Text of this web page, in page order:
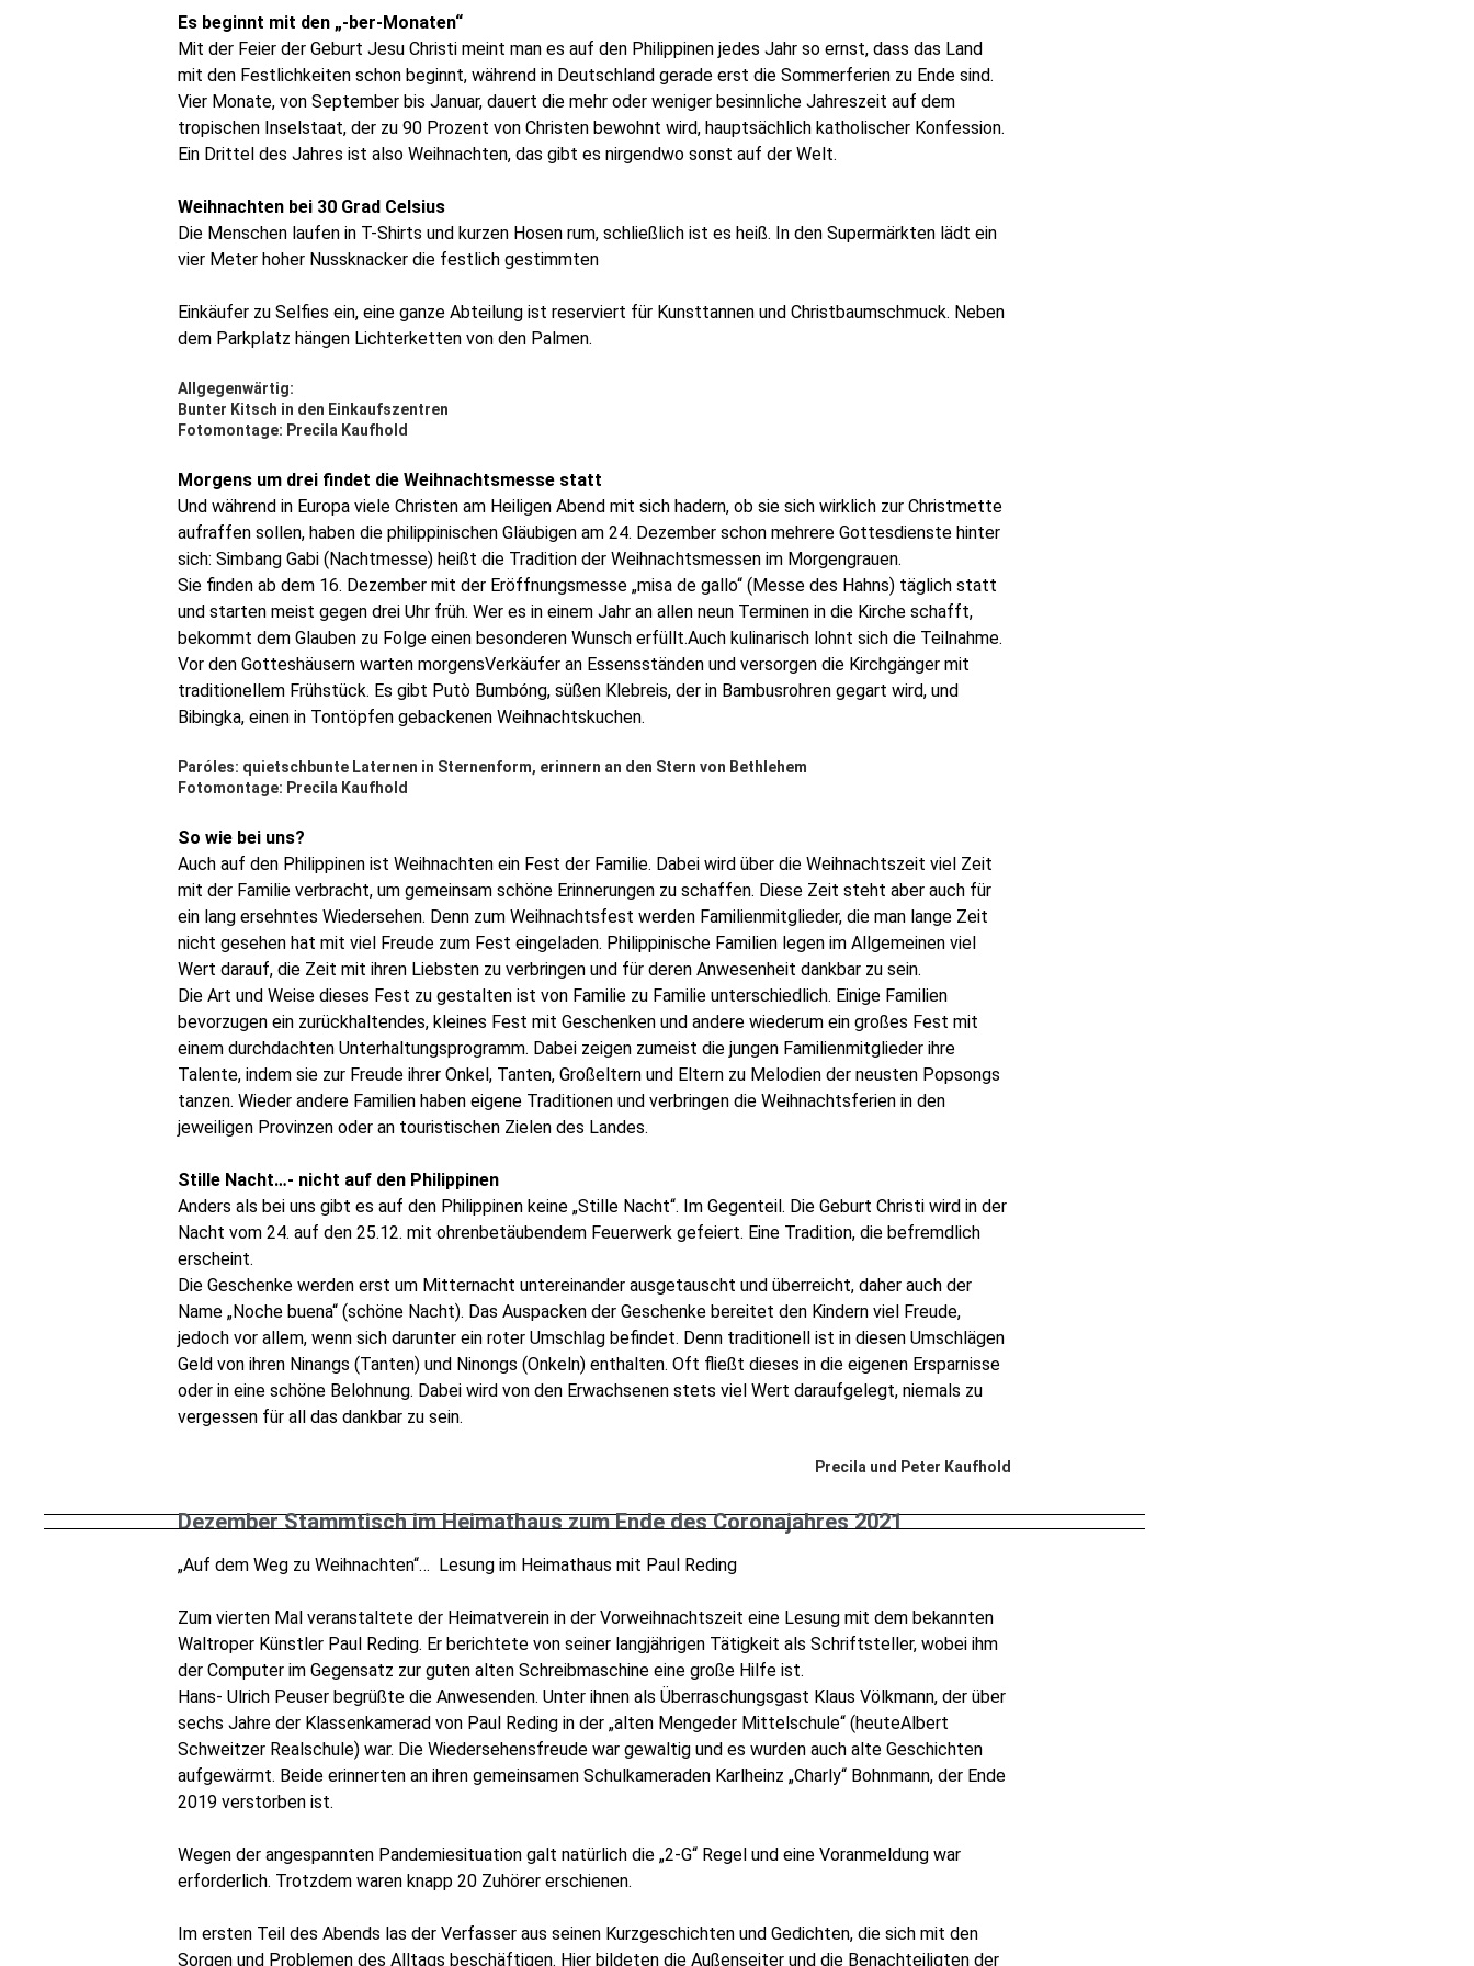
Es beginnt mit den „-ber-Monaten“
Mit der Feier der Geburt Jesu Christi meint man es auf den Philippinen jedes Jahr so ernst, dass das Land
mit den Festlichkeiten schon beginnt, während in Deutschland gerade erst die Sommerferien zu Ende sind.
Vier Monate, von September bis Januar, dauert die mehr oder weniger besinnliche Jahreszeit auf dem
tropischen Inselstaat, der zu 90 Prozent von Christen bewohnt wird, hauptsächlich katholischer Konfession.
Ein Drittel des Jahres ist also Weihnachten, das gibt es nirgendwo sonst auf der Welt.
Weihnachten bei 30 Grad Celsius
Die Menschen laufen in T-Shirts und kurzen Hosen rum, schließlich ist es heiß. In den Supermärkten lädt ein
vier Meter hoher Nussknacker die festlich gestimmten
Einkäufer zu Selfies ein, eine ganze Abteilung ist reserviert für Kunsttannen und Christbaumschmuck. Neben
dem Parkplatz hängen Lichterketten von den Palmen.
Allgegenwärtig:
Bunter Kitsch in den Einkaufszentren
Fotomontage: Precila Kaufhold
Morgens um drei findet die Weihnachtsmesse statt
Und während in Europa viele Christen am Heiligen Abend mit sich hadern, ob sie sich wirklich zur Christmette
aufraffen sollen, haben die philippinischen Gläubigen am 24. Dezember schon mehrere Gottesdienste hinter
sich: Simbang Gabi (Nachtmesse) heißt die Tradition der Weihnachtsmessen im Morgengrauen.
Sie finden ab dem 16. Dezember mit der Eröffnungsmesse „misa de gallo“ (Messe des Hahns) täglich statt
und starten meist gegen drei Uhr früh. Wer es in einem Jahr an allen neun Terminen in die Kirche schafft,
bekommt dem Glauben zu Folge einen besonderen Wunsch erfüllt.Auch kulinarisch lohnt sich die Teilnahme.
Vor den Gotteshäusern warten morgensVerkäufer an Essensständen und versorgen die Kirchgänger mit
traditionellem Frühstück. Es gibt Putò Bumbóng, süßen Klebreis, der in Bambusrohren gegart wird, und
Bibingka, einen in Tontöpfen gebackenen Weihnachtskuchen.
Paróles: quietschbunte Laternen in Sternenform, erinnern an den Stern von Bethlehem
Fotomontage: Precila Kaufhold
So wie bei uns?
Auch auf den Philippinen ist Weihnachten ein Fest der Familie. Dabei wird über die Weihnachtszeit viel Zeit
mit der Familie verbracht, um gemeinsam schöne Erinnerungen zu schaffen. Diese Zeit steht aber auch für
ein lang ersehntes Wiedersehen. Denn zum Weihnachtsfest werden Familienmitglieder, die man lange Zeit
nicht gesehen hat mit viel Freude zum Fest eingeladen. Philippinische Familien legen im Allgemeinen viel
Wert darauf, die Zeit mit ihren Liebsten zu verbringen und für deren Anwesenheit dankbar zu sein.
Die Art und Weise dieses Fest zu gestalten ist von Familie zu Familie unterschiedlich. Einige Familien
bevorzugen ein zurückhaltendes, kleines Fest mit Geschenken und andere wiederum ein großes Fest mit
einem durchdachten Unterhaltungsprogramm. Dabei zeigen zumeist die jungen Familienmitglieder ihre
Talente, indem sie zur Freude ihrer Onkel, Tanten, Großeltern und Eltern zu Melodien der neusten Popsongs
tanzen. Wieder andere Familien haben eigene Traditionen und verbringen die Weihnachtsferien in den
jeweiligen Provinzen oder an touristischen Zielen des Landes.
Stille Nacht…- nicht auf den Philippinen
Anders als bei uns gibt es auf den Philippinen keine „Stille Nacht“. Im Gegenteil. Die Geburt Christi wird in der
Nacht vom 24. auf den 25.12. mit ohrenbetäubendem Feuerwerk gefeiert. Eine Tradition, die befremdlich
erscheint.
Die Geschenke werden erst um Mitternacht untereinander ausgetauscht und überreicht, daher auch der
Name „Noche buena“ (schöne Nacht). Das Auspacken der Geschenke bereitet den Kindern viel Freude,
jedoch vor allem, wenn sich darunter ein roter Umschlag befindet. Denn traditionell ist in diesen Umschlägen
Geld von ihren Ninangs (Tanten) und Ninongs (Onkeln) enthalten. Oft fließt dieses in die eigenen Ersparnisse
oder in eine schöne Belohnung. Dabei wird von den Erwachsenen stets viel Wert daraufgelegt, niemals zu
vergessen für all das dankbar zu sein.
Precila und Peter Kaufhold
Dezember Stammtisch im Heimathaus zum Ende des Coronajahres 2021
„Auf dem Weg zu Weihnachten“… Lesung im Heimathaus mit Paul Reding
Zum vierten Mal veranstaltete der Heimatverein in der Vorweihnachtszeit eine Lesung mit dem bekannten
Waltroper Künstler Paul Reding. Er berichtete von seiner langjährigen Tätigkeit als Schriftsteller, wobei ihm
der Computer im Gegensatz zur guten alten Schreibmaschine eine große Hilfe ist.
Hans- Ulrich Peuser begrüßte die Anwesenden. Unter ihnen als Überraschungsgast Klaus Völkmann, der über
sechs Jahre der Klassenkamerad von Paul Reding in der „alten Mengeder Mittelschule“ (heuteAlbert
Schweitzer Realschule) war. Die Wiedersehensfreude war gewaltig und es wurden auch alte Geschichten
aufgewärmt. Beide erinnerten an ihren gemeinsamen Schulkameraden Karlheinz „Charly“ Bohnmann, der Ende
2019 verstorben ist.
Wegen der angespannten Pandemiesituation galt natürlich die „2-G“ Regel und eine Voranmeldung war
erforderlich. Trotzdem waren knapp 20 Zuhörer erschienen.
Im ersten Teil des Abends las der Verfasser aus seinen Kurzgeschichten und Gedichten, die sich mit den
Sorgen und Problemen des Alltags beschäftigen. Hier bildeten die Außenseiter und die Benachteiligten der